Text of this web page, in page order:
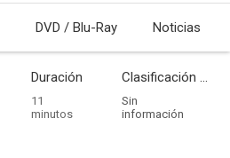
DVD / Blu-Ray Noticias
Duración
11
minutos
Clasificación por edades
Sin
información